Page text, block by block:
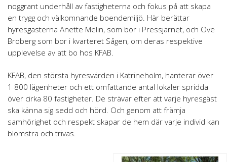
noggrant underhåll av fastigheterna och fokus på att skapa
en trygg och välkomnande boendemiljö. Här berättar
hyresgästerna Anette Melin, som bor i Pressjärnet, och Ove
Broberg som bor i kvarteret Sågen, om deras respektive
upplevelse av att bo hos KFAB.
KFAB, den största hyresvärden i Katrineholm, hanterar över
1 800 lägenheter och ett omfattande antal lokaler spridda
över cirka 80 fastigheter. De strävar efter att varje hyresgäst
ska känna sig sedd och hörd. Och genom att främja
samhörighet och respekt skapar de hem där varje individ kan
blomstra och trivas.